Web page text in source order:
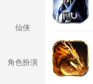
仙侠
角色扮演